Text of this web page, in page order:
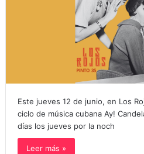
Este jueves 12 de junio, en Los
ciclo de música cubana Ay!
días los jueves por la noch
Leer más »